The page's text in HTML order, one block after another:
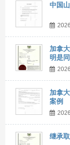
中国
加拿
明是
加拿
案例
继承